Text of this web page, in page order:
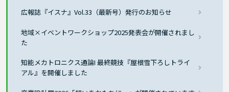
広報誌『イスナ』Vol.33（最新号）発行のお知らせ
地域×イベントワークショップ2025発表会が開催されまし
た
知能メカトロニクス通論I 最終競技『屋根雪下ろしトライ
アル』を開催しました